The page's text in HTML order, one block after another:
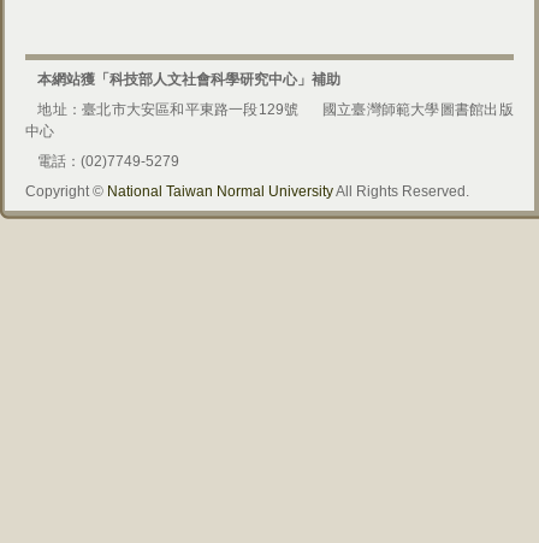
本網站獲「科技部人文社會科學研究中心」補助
地址：臺北市大安區和平東路一段129號
國立臺灣師範大學圖書館出版
中心
電話：(02)7749-5279
Copyright © National Taiwan Normal UniversityAll Rights Reserved.